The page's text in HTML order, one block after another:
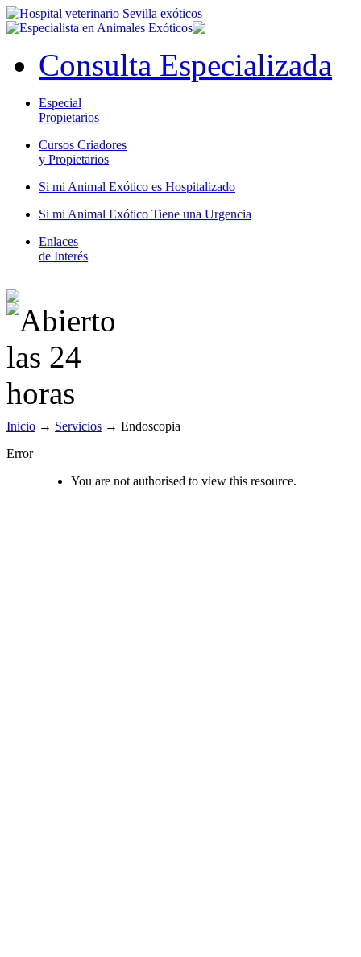
Consulta Especializada
Especial
Propietarios
Cursos Criadores
y Propietarios
Si mi Animal Exótico es Hospitalizado
Si mi Animal Exótico Tiene una Urgencia
Enlaces
de Interés
Inicio → Servicios → Endoscopia
Error
You are not authorised to view this resource.